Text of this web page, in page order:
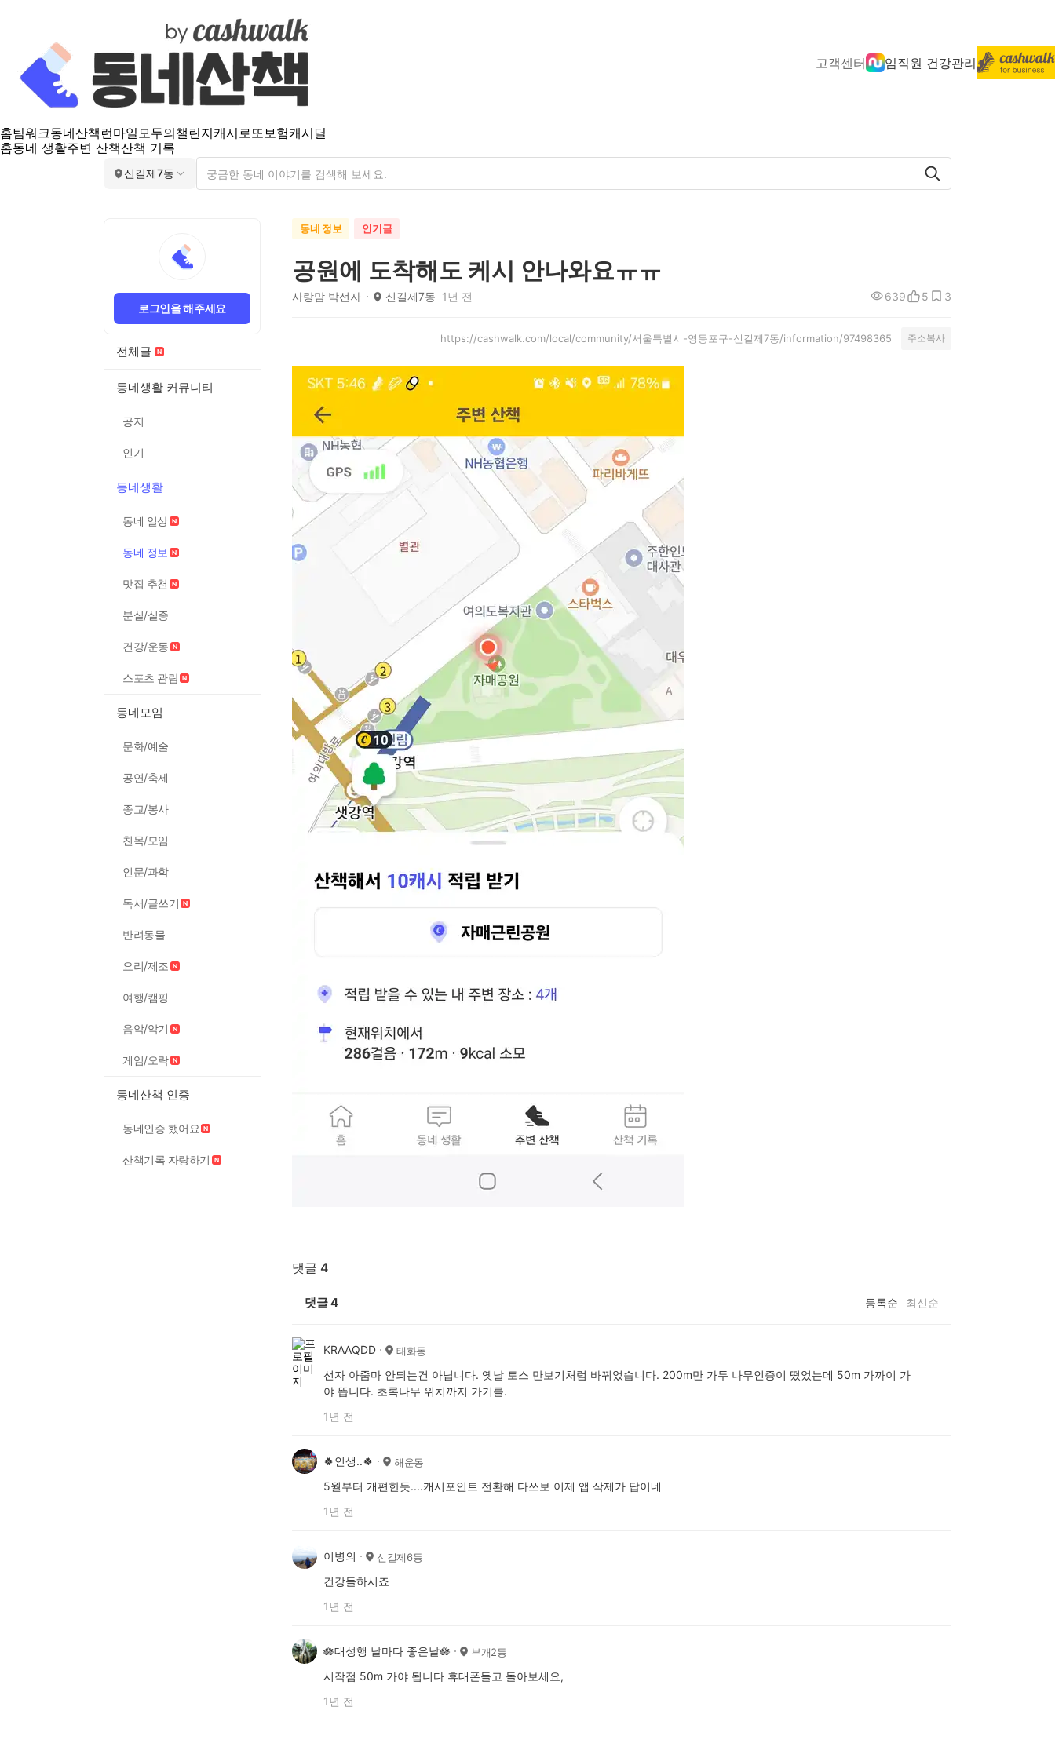
고객센터 임직원 건강관리
홈팀워크동네산책 런마일모두의챌린지캐시로또보험캐시딜
홈동네 생활주변 산책산책 기록
신길제7동
로그인을 해주세요
전체글
동네생활 커뮤니티
공지
인기
동네생활
동네 일상
동네 정보
맛집 추천
분실/실종
건강/운동
스포츠 관람
동네모임
문화/예술
공연/축제
종교/봉사
친목/모임
인문/과학
독서/글쓰기
반려동물
요리/제조
여행/캠핑
음악/악기
게임/오락
동네산책 인증
동네인증 했어요
산책기록 자랑하기
동네 정보 인기글
공원에 도착해도 케시 안나와요ㅠㅠ
사랑맘 박선자 신길제7동 1년 전 639 5 3
https://cashwalk.com/local/community/서울특별시-영등포구-신길제7동/information/97498365 주소복사
댓글 4
댓글4 등록순 최신순
KRAAQDD 태화동
선자 아줌마 안되는건 아닙니다. 옛날 토스 만보기처럼 바뀌었습니다. 200m만 가두 나무인증이 떴었는데 50m 가까이 가
야 뜹니다. 초록나무 위치까지 가기를.
1년 전
🍀인생..🍀 해운동
5월부터 개편한듯....캐시포인트 전환해 다쓰보 이제 앱 삭제가 답이네
1년 전
이병의 신길제6동
건강들하시죠
1년 전
🪷대성행 날마다 좋은날🪷 부개2동
시작점 50m 가야 됩니다 휴대폰들고 돌아보세요,
1년 전